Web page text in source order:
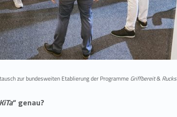
zur bundesweiten Etablierung der Programme Griffbereit&
“ genau?